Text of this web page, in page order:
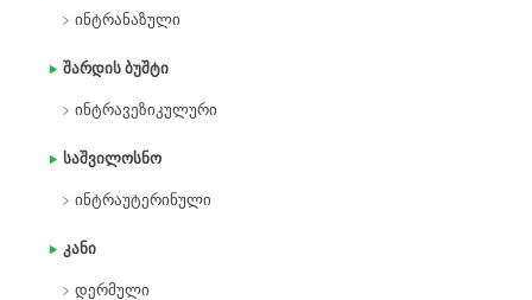
ინტრანაზული
შარდის ბუშტი
ინტრავეზიკულური
საშვილოსნო
ინტრაუტერინული
კანი
დერმული